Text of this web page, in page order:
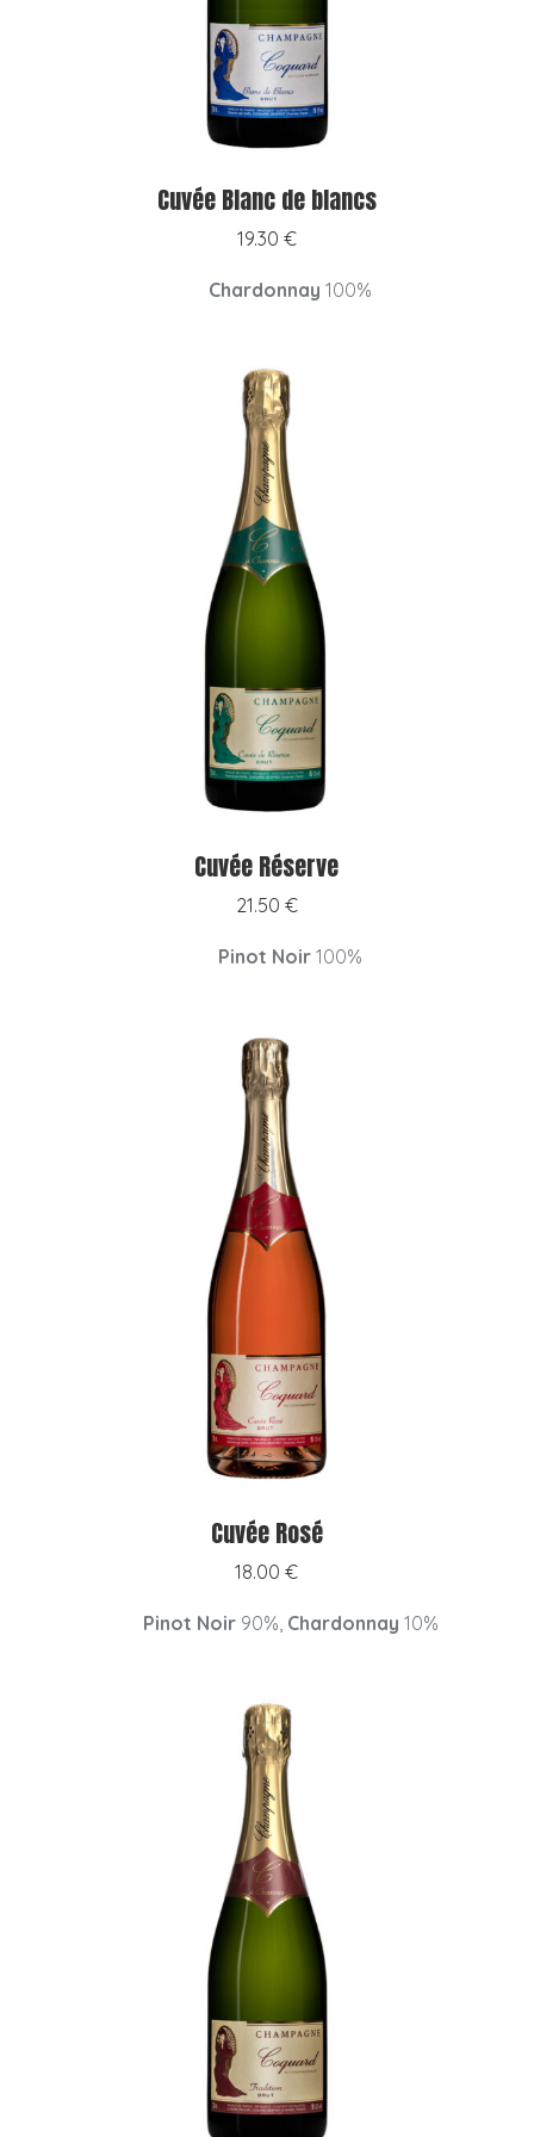
Cuvée Blanc de blancs
19.30 €
Chardonnay 100%
Cuvée Réserve
21.50 €
Pinot Noir 100%
Cuvée Rosé
18.00 €
Pinot Noir90%, Chardonnay 10%